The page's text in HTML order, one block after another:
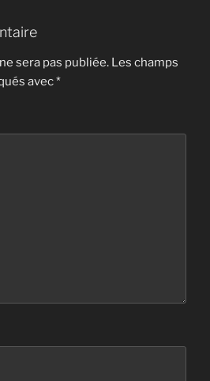
sera pas publiée. Les champs
avec*